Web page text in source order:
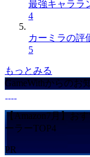
最強キャララ
4
カーミラの評
5
もっとみる
GameWithからのお
【Amazon7月】お
ーラーTOP4
PR